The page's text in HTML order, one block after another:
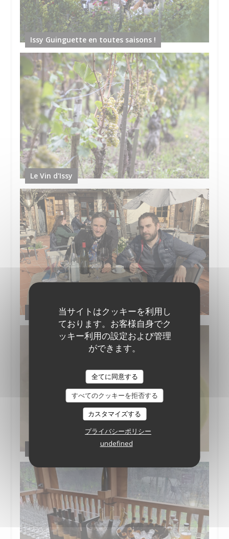
当サイトはクッキーを利用し
ております。お客様自身でク
ッキー利用の設定および管理
ができます。
全てに同意する
すべてのクッキーを拒否する
カスタマイズする
プライバシーポリシー
undefined
Issy Guinguette en toutes saisons !
Le Vin d'Issy
Nos partenaires et producteurs